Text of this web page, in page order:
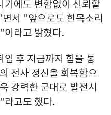
에도 변함없이 신뢰할
서 "앞으로도 한목소리
이라고 밝혔다.
후 지금까지 힘을 통
전사 정신을 회복함으
강력한 군대로 발전시
라고도 했다.